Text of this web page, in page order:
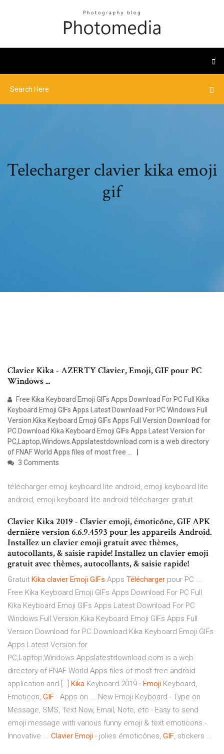
Telecharger clavier kika emoji
gif
Clavier Kika - AZERTY Clavier, Emoji, GIF pour PC
Windows ...
Free Kika Keyboard Emoji GIFs Apps Download For PC Full Kika
Keyboard Emoji GIFs Apps Latest Download For PC Windows Full
Version.Kika Keyboard Emoji GIFs Apps Full Version Download for
PC.Download Kika Keyboard Emoji GIFs Apps Latest Version for
PC,Laptop,Windows.Appslatestdownload.com is a web directory
of FNAF World Apps files of most free ...
3 Comments
télécharger emoji keyboard lite android, emoji keyboard lite
android, emoji keyboard lite android télécharger gratuit
Clavier Kika 2019 - Clavier emoji, émoticône, GIF APK
dernière version 6.6.9.4593 pour les appareils Android.
Installez un clavier emoji gratuit avec thèmes,
autocollants, & saisie rapide! Installez un clavier emoji
gratuit avec thèmes, autocollants, & saisie rapide!
Gratuit Kika clavier Emoji GIFs Apps Télécharger pour PC ...
Free Kika Keyboard Emoji GIFs Apps Download For PC Full
Kika Keyboard Emoji GIFs Apps Latest Download For PC
Windows Full Version.Kika Keyboard Emoji GIFs Apps Full
Version Download for PC.Download Kika Keyboard Emoji GIFs
Apps Latest Version for
PC,Laptop,Windows.Appslatestdownload.com is a web
directory of FNAF World Apps files of most free android
application and […]
Kika Keyboard 2019 - Emoji Keyboard,
Emoticon, GIF - Apps on ... New Emoji Keyboard - Type on
Message, SMS, Text Now, Email, Note, etc - Easy to send
emoji message with various funny emoji & text emoticons -
Innovative ... ️ Clavier Emoji - jolies émoticônes, GIF, stickers ...